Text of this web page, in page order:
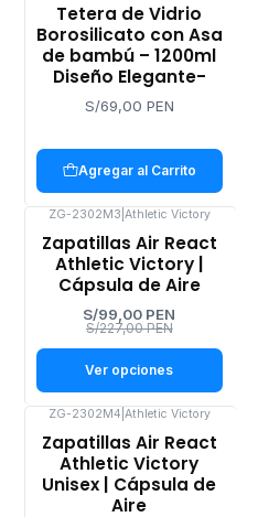
Tetera de Vidrio
Borosilicato con Asa
de bambú – 1200ml
Diseño Elegante-
S/69,00 PEN
Agregar al Carrito
-56%
OFF
ZG-2302M3 Athletic Victory
Zapatillas Air React
Athletic Victory |
Cápsula de Aire
S/99,00 PEN
S/227,00 PEN
Ver opciones
-56%
OFF
ZG-2302M4 Athletic Victory
Zapatillas Air React
Athletic Victory
Unisex | Cápsula de
Aire